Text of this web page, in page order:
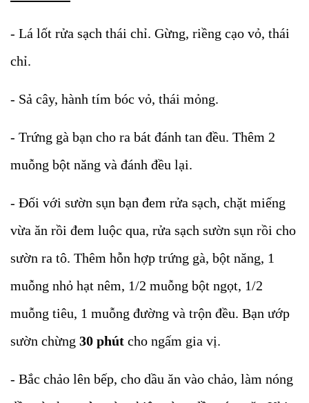
- Lá lốt rửa sạch thái chỉ. Gừng, riềng cạo vỏ, thái
chỉ.
- Sả cây, hành tím bóc vỏ, thái mỏng.
- Trứng gà bạn cho ra bát đánh tan đều. Thêm 2
muỗng bột năng và đánh đều lại.
- Đối với sườn sụn bạn đem rửa sạch, chặt miếng
vừa ăn rồi đem luộc qua, rửa sạch sườn sụn rồi cho
sườn ra tô. Thêm hỗn hợp trứng gà, bột năng, 1
muỗng nhỏ hạt nêm, 1/2 muỗng bột ngọt, 1/2
muỗng tiêu, 1 muỗng đường và trộn đều. Bạn ướp
sườn chừng 30 phút cho ngấm gia vị.
- Bắc chảo lên bếp, cho dầu ăn vào chảo, làm nóng